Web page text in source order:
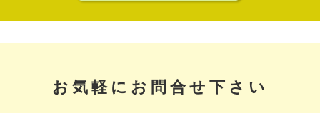
お気軽にお問合せ下さい